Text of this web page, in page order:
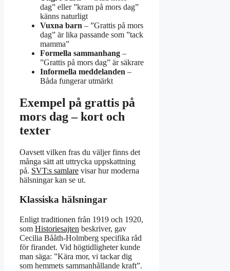
dag” eller ”kram på mors dag”
känns naturligt
Vuxna barn – ”Grattis på mors
dag” är lika passande som ”tack
mamma”
Formella sammanhang –
”Grattis på mors dag” är säkrare
Informella meddelanden –
Båda fungerar utmärkt
Exempel på grattis på
mors dag – kort och
texter
Oavsett vilken fras du väljer finns det
många sätt att uttrycka uppskattning
på. SVT:s samlare visar hur moderna
hälsningar kan se ut.
Klassiska hälsningar
Enligt traditionen från 1919 och 1920,
som Historiesajten beskriver, gav
Cecilia Bååth-Holmberg specifika råd
för firandet. Vid högtidligheter kunde
man säga: ”Kära mor, vi tackar dig
som hemmets sammanhållande kraft”.